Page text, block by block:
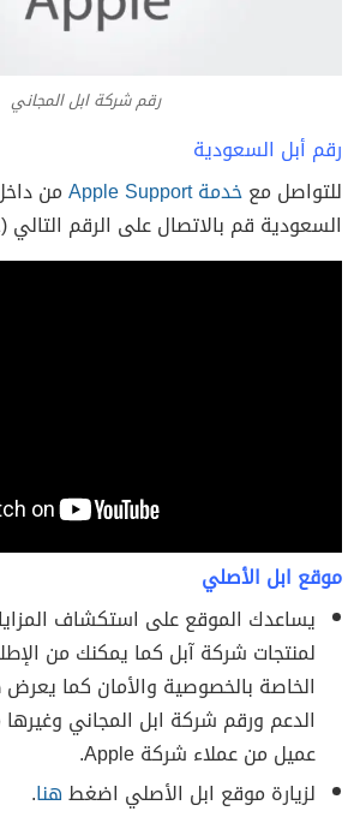
رقم شركة ابل المجاني
رقم أبل السعودية
للتواصل معخدمة Apple Support
من
السعودية قم بالاتصال على الرقم التالي (800844‎ 97241‎).
موقع ابل الأصلي
يساعدك الموقع على استكشاف
لمنتجات شركة آبل كما يمكنك من
الخاصة بالخصوصية والأمان كما
الدعم ورقم شركة ابل المجاني
عميل من عملاء شركة Apple.
لزيارة موقع ابل الأصلي اضغطهنا.